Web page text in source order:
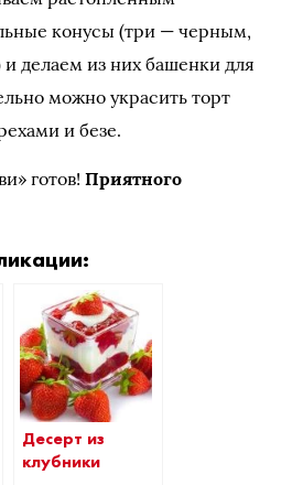
конусы (три — черным,
делаем из них башенки для
можно украсить торт
и безе.
готов! Приятного
Десерт из
клубники